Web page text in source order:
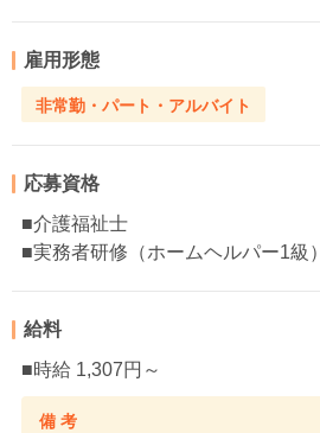
雇用形態
非常勤・パート・アルバイト
応募資格
■介護福祉士
■実務者研修（ホームヘルパー1級）
給料
■時給 1,307円～
備 考